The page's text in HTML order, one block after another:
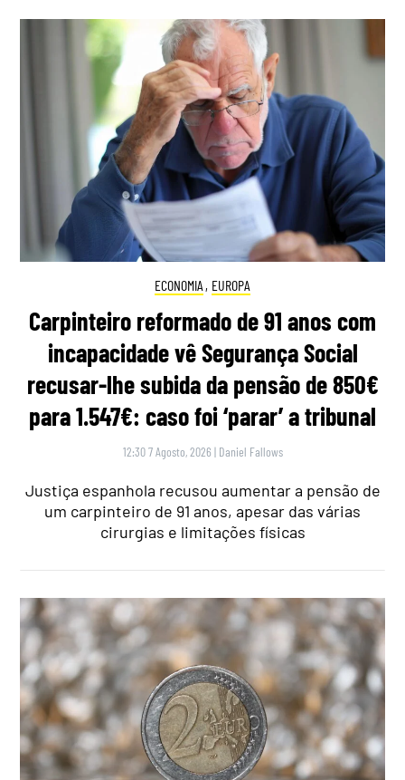
ECONOMIA , EUROPA
Carpinteiro reformado de 91 anos com
incapacidade vê Segurança Social
recusar-lhe subida da pensão de 850€
para 1.547€: caso foi ‘parar’ a tribunal
12:30 7 Agosto, 2026 | Daniel Fallows
Justiça espanhola recusou aumentar a pensão de
um carpinteiro de 91 anos, apesar das várias
cirurgias e limitações físicas